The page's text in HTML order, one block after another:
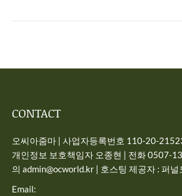
CONTACT
오씨아줌마 | 사업자등록번호 110-20-
개인정보 보호책임자 오종현 | 전화 0507-
의 admin@ocworld.kr | 호스팅 제공자 : 퍼널
Email: